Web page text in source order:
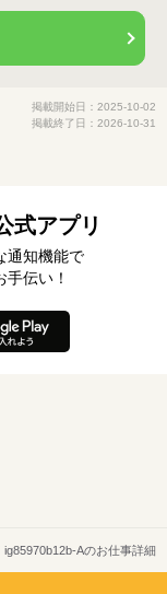
掲載開始日：2025-10-02
掲載終了日：2026-10-31
式アプリ
通知機能で
伝い！
Aのお仕事詳細